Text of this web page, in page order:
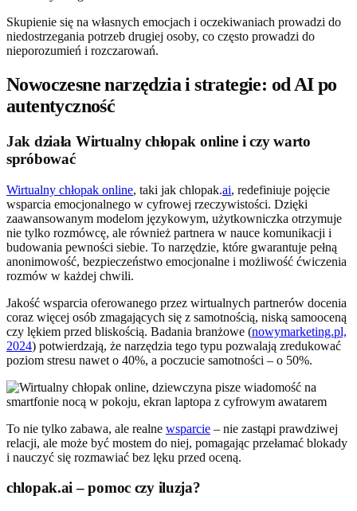
Skupienie się na własnych emocjach i oczekiwaniach prowadzi do
niedostrzegania potrzeb drugiej osoby, co często prowadzi do
nieporozumień i rozczarowań.
Nowoczesne narzędzia i strategie: od AI po
autentyczność
Jak działa Wirtualny chłopak online i czy warto
spróbować
Wirtualny chłopak online, taki jak chlopak.ai, redefiniuje pojęcie
wsparcia emocjonalnego w cyfrowej rzeczywistości. Dzięki
zaawansowanym modelom językowym, użytkowniczka otrzymuje
nie tylko rozmówcę, ale również partnera w nauce komunikacji i
budowania pewności siebie. To narzędzie, które gwarantuje pełną
anonimowość, bezpieczeństwo emocjonalne i możliwość ćwiczenia
rozmów w każdej chwili.
Jakość wsparcia oferowanego przez wirtualnych partnerów docenia
coraz więcej osób zmagających się z samotnością, niską samooceną
czy lękiem przed bliskością. Badania branżowe (nowymarketing.pl,
2024) potwierdzają, że narzędzia tego typu pozwalają zredukować
poziom stresu nawet o 40%, a poczucie samotności – o 50%.
To nie tylko zabawa, ale realne wsparcie – nie zastąpi prawdziwej
relacji, ale może być mostem do niej, pomagając przełamać blokady
i nauczyć się rozmawiać bez lęku przed oceną.
chlopak.ai – pomoc czy iluzja?